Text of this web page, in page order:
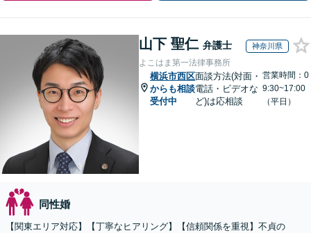
山下 聖仁 弁護士 神奈川県
よこはま第一法律事務所
横浜市西区
からも相談
受付中
面談方法(対面・
電話・ビデオな
ど)は応相談
営業時間：0
9:30~17:00
（平日）
同性婚
【関東エリア対応】【丁寧なヒアリング】【信頼関係を重視】不貞の